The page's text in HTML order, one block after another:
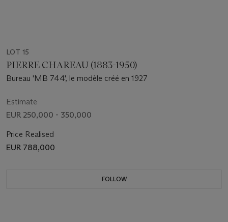
LOT 15
PIERRE CHAREAU (1883-1950)
Bureau 'MB 744', le modèle créé en 1927
Estimate
EUR 250,000 - 350,000
Price Realised
EUR 788,000
FOLLOW